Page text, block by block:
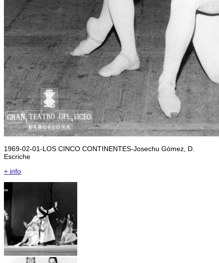
1969-02-01-LOS CINCO CONTINENTES-Josechu Gómez, D.
Escriche
+ info